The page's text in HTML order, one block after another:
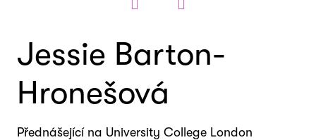
Jessie Barton-
Hronešová
Přednášející na University College London